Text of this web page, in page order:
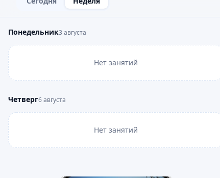
Понедельник3 августа
Нет занятий
Четверг6 августа
Нет занятий